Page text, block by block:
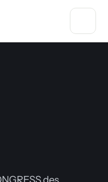
des